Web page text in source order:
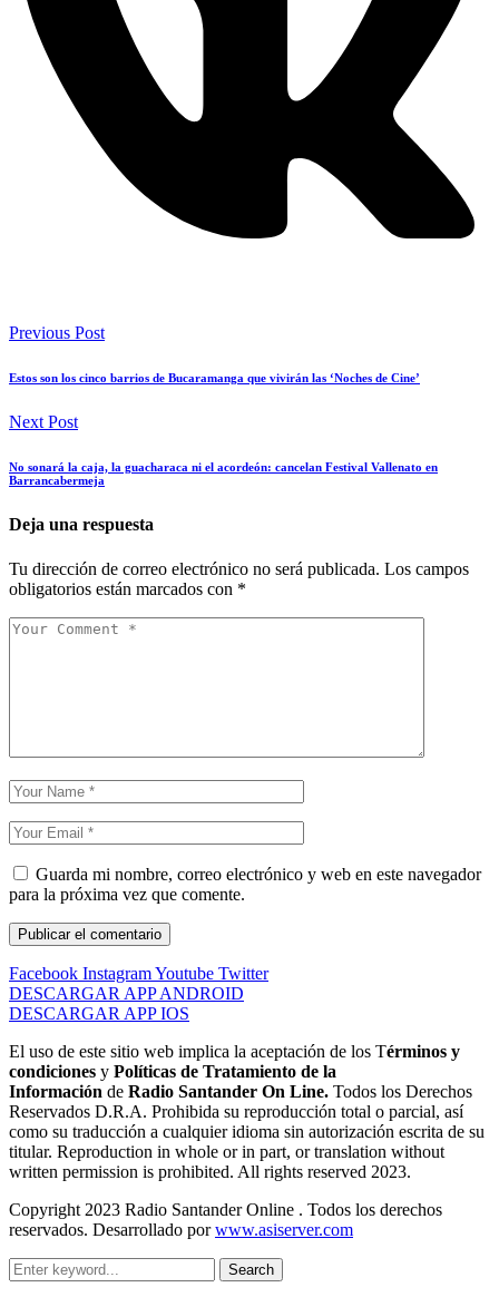
Previous Post
Estos son los cinco barrios de Bucaramanga que vivirán las ‘Noches de Cine’
Next Post
No sonará la caja, la guacharaca ni el acordeón: cancelan Festival Vallenato en
Barrancabermeja
Deja una respuesta
Tu dirección de correo electrónico no será publicada. Los campos
obligatorios están marcados con *
Guarda mi nombre, correo electrónico y web en este navegador
para la próxima vez que comente.
Facebook InstagramYoutube Twitter
DESCARGAR APP ANDROID
DESCARGAR APP IOS
El uso de este sitio web implica la aceptación de los Términos y
condiciones y Políticas de Tratamiento de la
Información de Radio Santander On Line. Todos los Derechos
Reservados D.R.A. Prohibida su reproducción total o parcial, así
como su traducción a cualquier idioma sin autorización escrita de su
titular. Reproduction in whole or in part, or translation without
written permission is prohibited. All rights reserved 2023.
Copyright 2023 Radio Santander Online . Todos los derechos
reservados. Desarrollado porwww.asiserver.com
Search